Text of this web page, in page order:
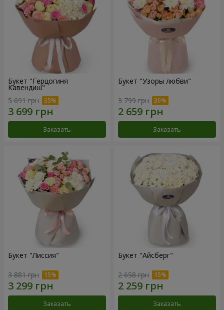
Букет "Герцогиня
Кавендиш"
5 691 грн
Заказать
Букет "Узоры любви"
3 799 грн
Заказать
Букет "Лиссия"
3 881 грн
Заказать
Букет "Айсберг"
2 658 грн
Заказать